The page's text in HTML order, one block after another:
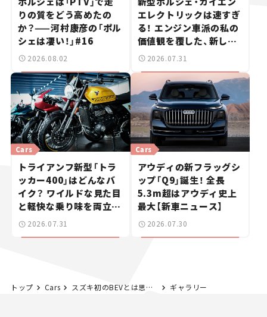
りの質をどう高めたの
か？——河村康彦の「ポル
シェは凄い！」#16
2026.08.02
エレクトリックは速すぎ
る！ エンジン車派の私の
価値観を覆した、新しい
ポルシェの走り。
2026.07.31
トライアンフ新型「トラ
ッカー400」はどんなバ
イク？ ワイルドな見た目
と軽快な乗り味を両立し
た400ccフラットトラッ
Cars
2026.07.31
アウディの新フラッグシ
ップ「Q9」誕生！ 全長
5.3m超はアウディ史上
最大【新車ニュース】
Cars
2026.07.30
トップ Cars スズキ初のBEVとは思えぬ完成度！ 新型「eビターラ」に感じた手応えとは？【試乗レビュー】 ギャラリー